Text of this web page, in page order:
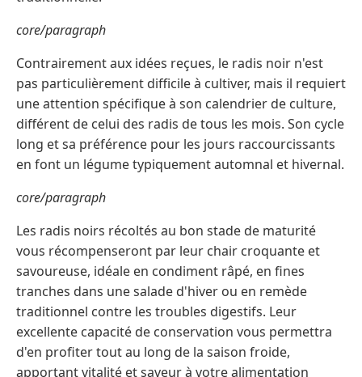
core/paragraph
Contrairement aux idées reçues, le radis noir n'est
pas particulièrement difficile à cultiver, mais il requiert
une attention spécifique à son calendrier de culture,
différent de celui des radis de tous les mois. Son cycle
long et sa préférence pour les jours raccourcissants
en font un légume typiquement automnal et hivernal.
core/paragraph
Les radis noirs récoltés au bon stade de maturité
vous récompenseront par leur chair croquante et
savoureuse, idéale en condiment râpé, en fines
tranches dans une salade d'hiver ou en remède
traditionnel contre les troubles digestifs. Leur
excellente capacité de conservation vous permettra
d'en profiter tout au long de la saison froide,
apportant vitalité et saveur à votre alimentation